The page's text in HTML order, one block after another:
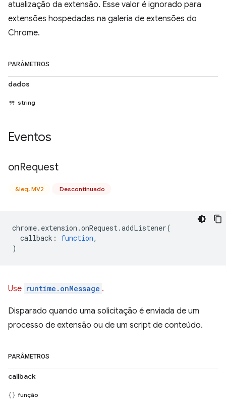
atualização da extensão. Esse valor é ignorado para
extensões hospedadas na galeria de extensões do
Chrome.
PARÂMETROS
dados
string
Eventos
onRequest
&leq; MV2 Descontinuado
chrome. extension .onRequest.addListener(
callback : function,
)
Use runtime.onMessage .
Disparado quando uma solicitação é enviada de um
processo de extensão ou de um script de conteúdo.
PARÂMETROS
callback
função